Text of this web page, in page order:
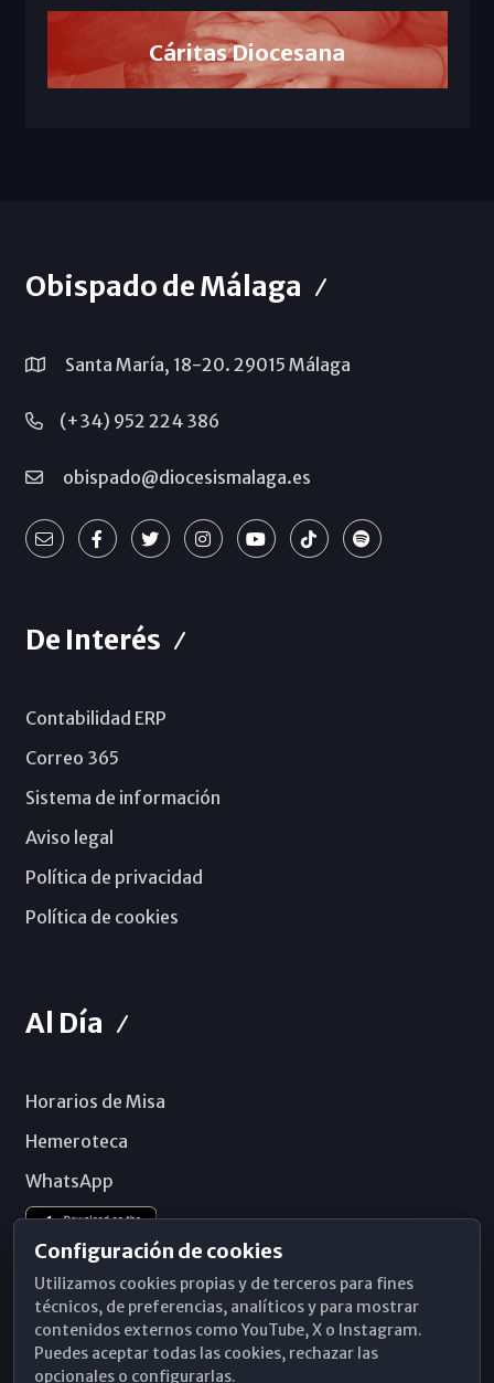
Cáritas Diocesana
Obispado de Málaga
Santa María, 18-20. 29015 Málaga
(+34) 952 224 386
obispado@diocesismalaga.es
De Interés
Contabilidad ERP
Correo 365
Sistema de información
Aviso legal
Política de privacidad
Política de cookies
Al Día
Horarios de Misa
Hemeroteca
WhatsApp
Configuración de cookies
Utilizamos cookies propias y de terceros para fines
técnicos, de preferencias, analíticos y para mostrar
contenidos externos como YouTube, X o Instagram.
Puedes aceptar todas las cookies, rechazar las
opcionales o configurarlas.